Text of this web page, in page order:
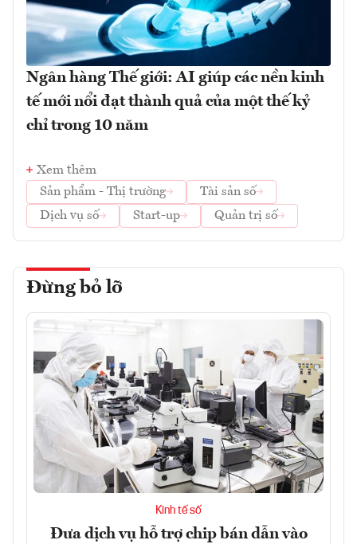
Ngân hàng Thế giới: AI giúp các nền kinh
tế mới nổi đạt thành quả của một thế kỷ
chỉ trong 10 năm
Xem thêm
Sản phẩm - Thị trường
Tài sản số
Dịch vụ số
Start-up Quản trị số
Đừng bỏ lỡ
Kinh tế số
Đưa dịch vụ hỗ trợ chip bán dẫn vào